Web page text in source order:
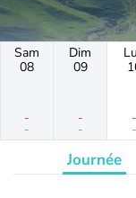
Sam
08
-
-
Dim
09
-
-
-
-
Journée